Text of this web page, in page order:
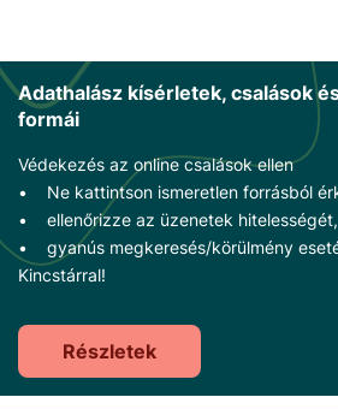
Adathalász kísérletek, csalások
formái
Védekezés az online csalások ellen
• Ne kattintson ismeretlen forrásból
• ellenőrizze az üzenetek hitelességét,
• gyanús megkeresés/körülmény
Kincstárral!
Részletek